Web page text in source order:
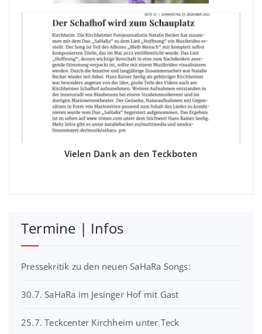
Vielen Dank an den Teckboten
Termine | Infos
Pressekritik zu den neuen SaHaRa Songs:
30.7. SaHaRa im Jesinger Hof mit Gast
25.7. Teckcenter Kirchheim unter Teck